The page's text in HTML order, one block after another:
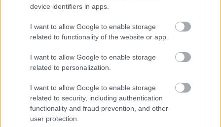
device identifiers in apps.
I want to allow Google to enable storage
related to functionality of the website or app.
I want to allow Google to enable storage
related to personalization.
I want to allow Google to enable storage
related to security, including authentication
functionality and fraud prevention, and other
user protection.
a nagy kockázatú MI-rendszerek
poklaszlo•2026. május 21.
Az Európai Bizottság közzétette a régóta várt
iránymutatásait(egyelőre tervezetként)
kockázatú MI-rendszerek
MI Rendelet szerinti ...
Az "ügynökakták" megnyitásának